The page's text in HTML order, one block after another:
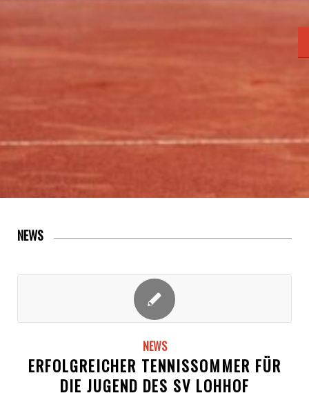
NEWS
NEWS
ERFOLGREICHER TENNISSOMMER FÜR
DIE JUGEND DES SV LOHHOF